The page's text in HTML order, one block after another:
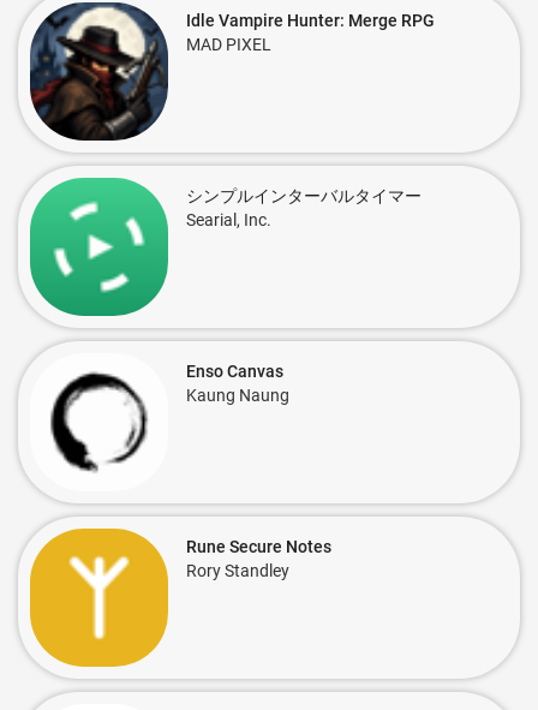
Idle Vampire Hunter: Merge RPG
MAD PIXEL
シンプルインターバルタイマー
Searial, Inc.
Enso Canvas
Kaung Naung
Rune Secure Notes
Rory Standley